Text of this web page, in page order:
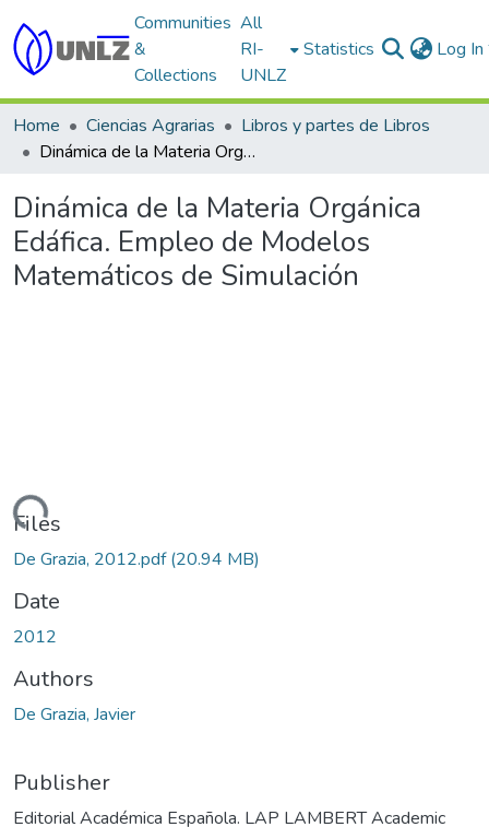
Communities
&
Collections
All
RI-
UNLZ
Statistics Log In
Home Ciencias Agrarias
Libros y partes de Libros
Dinámica de la Materia Orgánica Edáfica. Empleo de Modelos Matemáticos de Simulación
Dinámica de la Materia Orgánica
Edáfica. Empleo de Modelos
Matemáticos de Simulación
Files
De Grazia, 2012.pdf(20.94 MB)
Date
2012
Authors
De Grazia, Javier
Publisher
Editorial Académica Española. LAP LAMBERT Academic